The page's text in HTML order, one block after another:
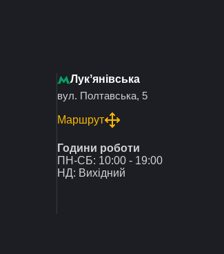
Лукʼянівська
вул. Полтавська, 5
Маршрут
Години роботи
ПН-СБ: 10:00 - 19:00
НД: Вихідний